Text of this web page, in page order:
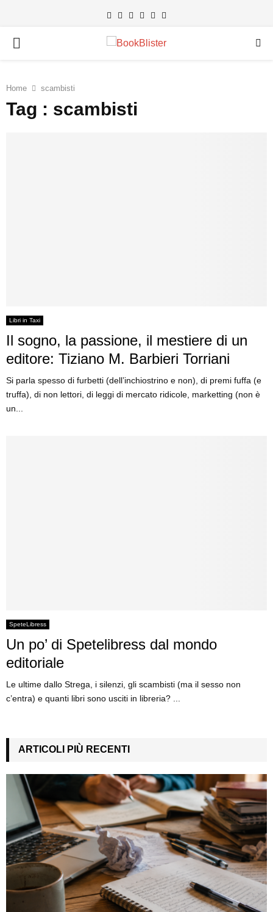
Facebook
Instagram
Linkedin
YoutubeTelegram
PRIMARY
Home scambisti
Tag : scambisti
Libri in Taxi
Il sogno, la passione, il mestiere di un
editore: Tiziano M. Barbieri Torriani
Si parla spesso di furbetti (dell’inchiostrino e non), di premi fuffa (e
truffa), di non lettori, di leggi di mercato ridicole, marketting (non è
un...
SpeteLibress
Un po’ di Spetelibress dal mondo
editoriale
Le ultime dallo Strega, i silenzi, gli scambisti (ma il sesso non
c’entra) e quanti libri sono usciti in libreria? ...
ARTICOLI PIÙ RECENTI